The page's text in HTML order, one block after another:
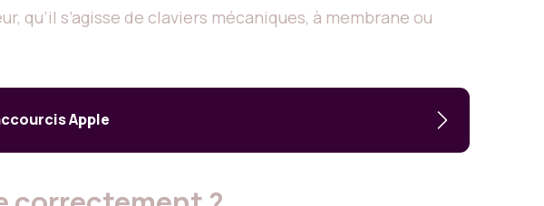
qu’il s’agisse de claviers mécaniques, à membrane ou
Apple